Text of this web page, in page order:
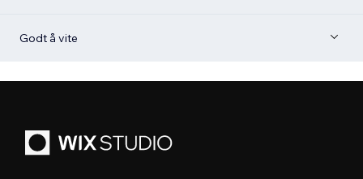
Godt å vite